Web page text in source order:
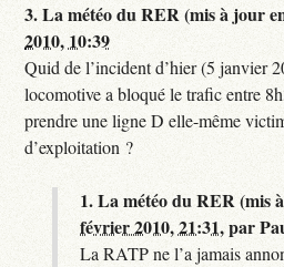
3.La météo du RER (mis à jour
2010, 10:39
Quid de l’incident d’hier (5 janvier
locomotive a bloqué le trafic entre
prendre une ligne D elle-même
d’exploitation ?
1.La météo du RER (mis
février 2010, 21:31,par
La RATP ne l’a jamais